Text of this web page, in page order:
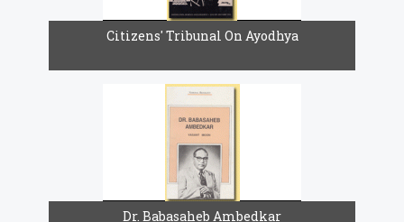
Citizens' Tribunal On Ayodhya
Dr. Babasaheb Ambedkar